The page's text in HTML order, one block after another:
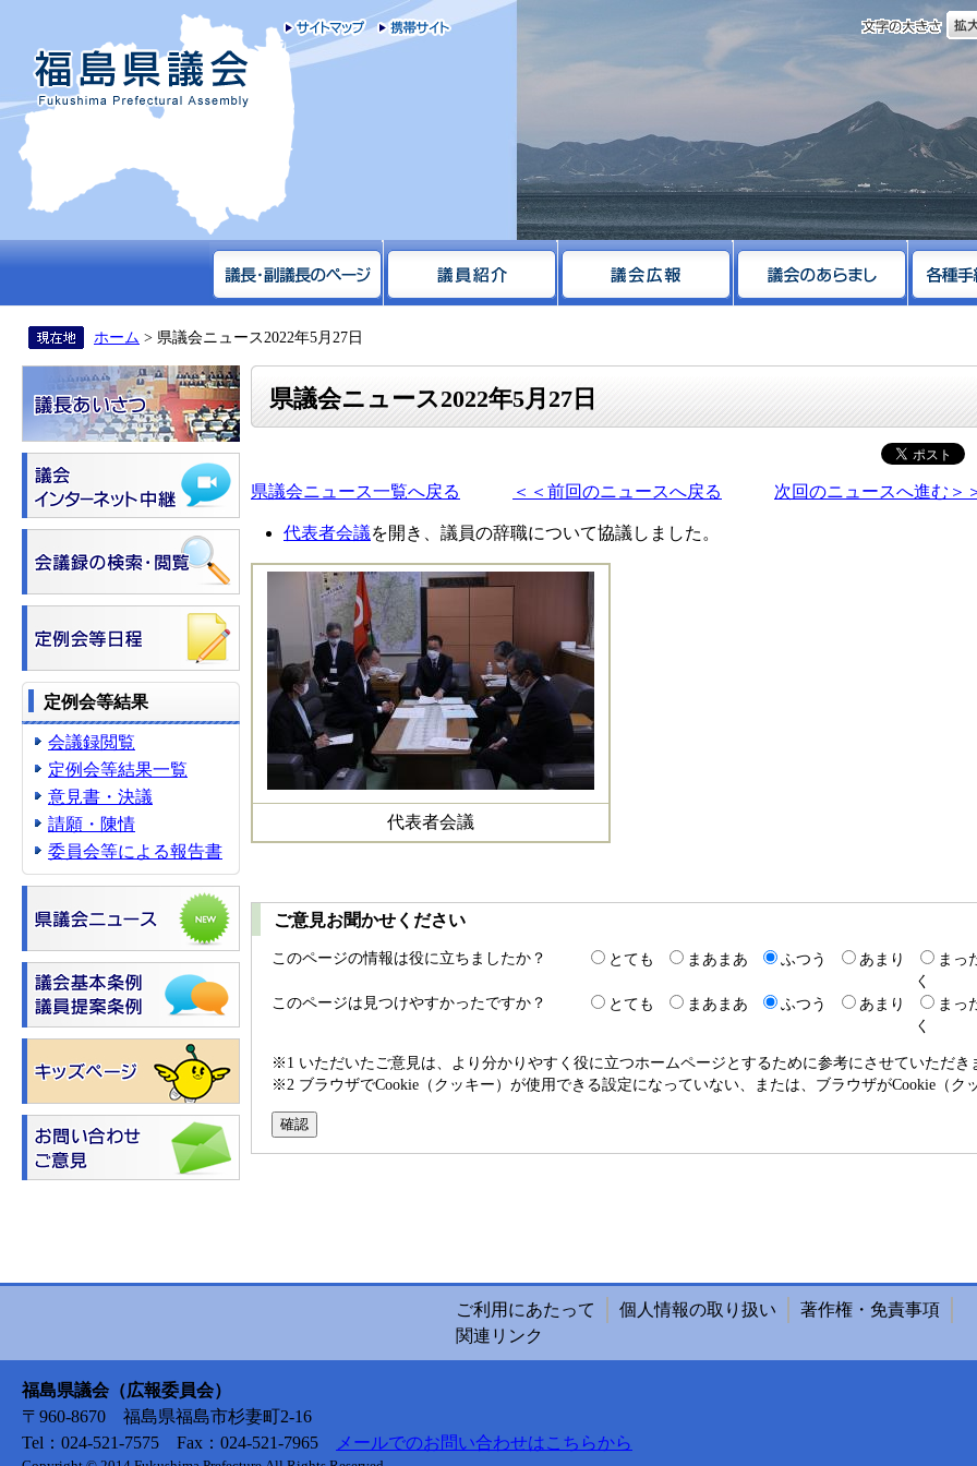
福島県議会
サイトマップ携帯サイト 文
ホーム > 県議会ニュース2022年5月27日
定例会等結果
会議録閲覧
定例会等結果一覧
意見書・決議
請願・陳情
委員会等による報告書
県議会ニュース2022年5月27日
県議会ニュース一覧へ戻る ＜＜前回のニュースへ戻る 次回のニュースへ進む＞
代表者会議を開き、議員の辞職について協議しました。
代表者会議
ご意見お聞かせください
このページの情報は役に立ちましたか？ とても まあまあ ふつう あまり
まっ
く
このページは見つけやすかったですか？
とても まあまあ ふつう あまり
まっ
く
※1 いただいたご意見は、より分かりやすく役に立つホームページとするために参考にさせていただ
※2 ブラウザでCookie（クッキー）が使用できる設定になっていない、または、ブラウザがCookie（
ご利用にあたって 個人情報の取り扱い
著作権・免責事項
関連リンク
福島県議会（広報委員会）
〒960-8670 福島県福島市杉妻町2-16
Tel：024-521-7575 Fax：024-521-7965
メールでのお問い合わせはこちらから